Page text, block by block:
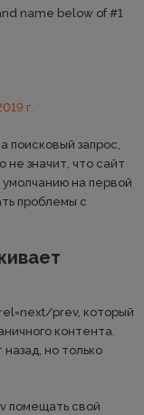
name below of #1
г.
поисковый запрос,
значит, что сайт
умолчанию на первой
проблемы с
prev, который
контента.
но только
помещать свой